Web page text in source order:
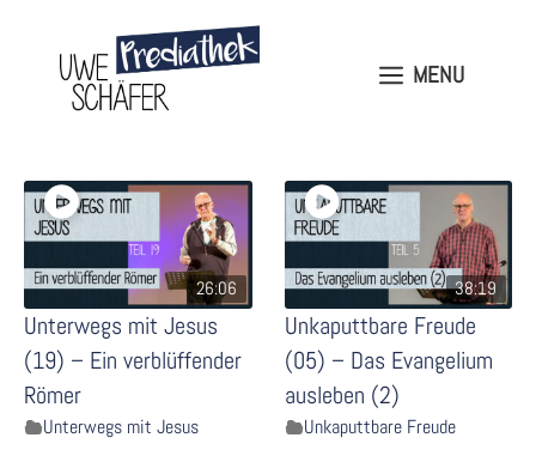
MENU
MENU
26:06
Unterwegs mit Jesus
(19) – Ein verblüffender
Römer
Unterwegs mit Jesus
38:19
Unkaputtbare Freude
(05) – Das Evangelium
ausleben (2)
Unkaputtbare Freude